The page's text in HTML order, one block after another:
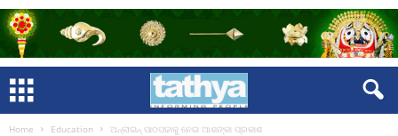
Home Education ଅନ୍‍ଲାଇନ୍‍ ପାଠପଢାକୁ ନେଇ ଆଶଙ୍କା ପ୍ରକାଶ